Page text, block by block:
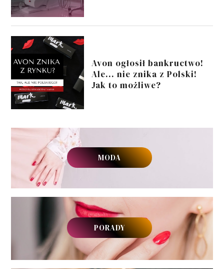
Avon ogłosił bankructwo!
Ale... nie znika z Polski!
Jak to możliwe?
MODA
PORADY